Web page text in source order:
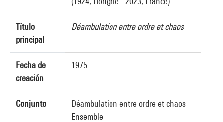
Título
principal
Déambulation entre ordre et chaos
Fecha de
creación
1975
Conjunto
Déambulation entre ordre et chaos
Ensemble